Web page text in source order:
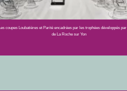
Les coupes Loubatières et Parité encadrées par les trophées développés
de La Roche sur Yon